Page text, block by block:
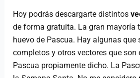
Hoy podrás descargarte distintos
de forma gratuita. La gran mayoría
huevo de Pascua. Hay algunas que
completos y otros vectores que son
Pascua propiamente dicho. La